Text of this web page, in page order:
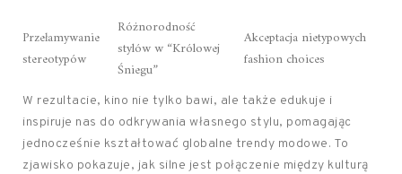
Przełamywanie
stereotypów
Różnorodność
stylów w “Królowej
Śniegu”
Akceptacja nietypowych
fashion choices
W rezultacie, kino nie tylko bawi, ale także edukuje i
inspiruje nas do odkrywania własnego stylu, pomagając
jednocześnie kształtować globalne trendy modowe. To
zjawisko pokazuje, jak silne jest połączenie między kulturą